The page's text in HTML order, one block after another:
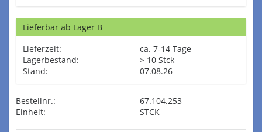
Lieferbar ab Lager B
Lieferzeit:
ca. 7-14 Tage
Lagerbestand:
> 10 Stck
Stand:
07.08.26
Bestellnr.:
67.104.253
Einheit:
STCK